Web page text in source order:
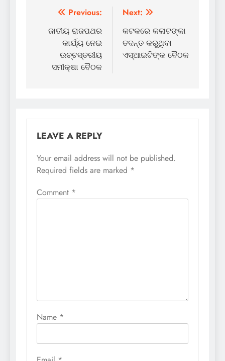
Post
navigation
Previous:
ଜାତୀୟ ରାଜପଥର
କାର୍ଯ୍ୟ ନେଇ
ଉଚ୍ଚସ୍ତରୀୟ
ସମୀକ୍ଷା ବୈଠକ
Next:
କଟକରେ କଳାଟଙ୍କା
ତଦନ୍ତ କରୁଥିବା
ଏସ୍‌ଆଇଟିଙ୍କ ବୈଠକ
LEAVE A REPLY
Your email address will not be published.
Required fields are marked *
Comment *
Name *